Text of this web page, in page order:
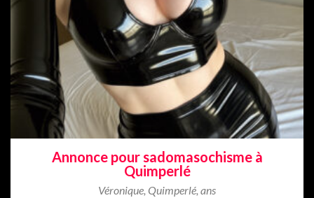
Annonce pour sadomasochisme à
Quimperlé
Véronique, Quimperlé, ans